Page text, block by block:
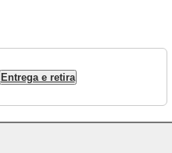
Entrega e retira